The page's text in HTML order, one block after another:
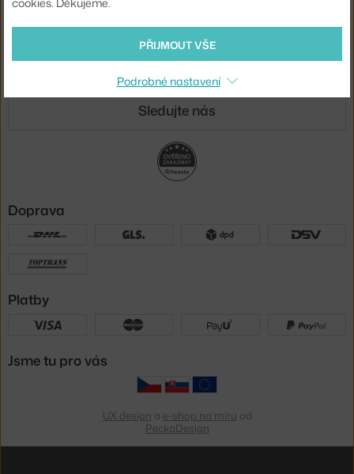
PŘIJMOUT VŠE
Podrobné nastavení
Nákup
Sledujte nás
Doprava
Platby
Jsme tu pro vás
UX design a e-shop na míru od
PeckaDesign